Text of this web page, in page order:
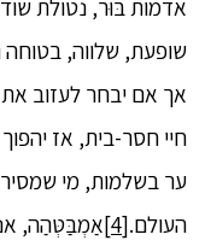
אדמות בּוּר, נטולת
שופעת, שלווה, בטוחה
אך אם יבחר לעזוב
חיי חסר-בית, אז
ער בשלמות, מי
העולם.[4]
אַמְבַּטְּהַה,